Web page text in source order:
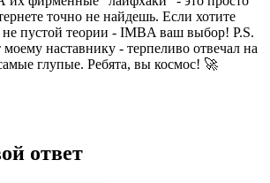
точно не найдешь. Если хотите
пустой теории - IMBA ваш выбор! P.S.
наставнику - терпеливо отвечал на
глупые. Ребята, вы космос! 🚀
ответ